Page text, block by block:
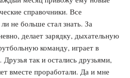
справочники. Все
не больше стал знать. За
делает зарядку, дыхательную
команду, играет в
так и остались друзьями,
вместе проработали. Да и мне